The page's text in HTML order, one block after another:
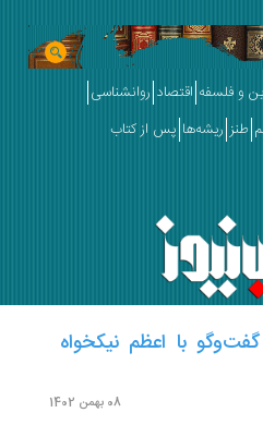
اقتصاد روانشناسی
پس از کتاب
با اعظم نیکخواه